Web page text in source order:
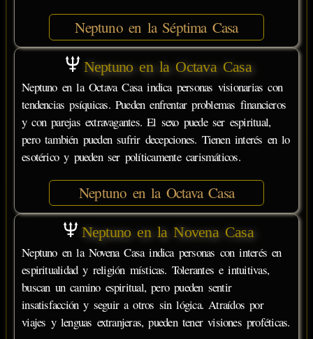
Neptuno en la Séptima Casa
Neptuno en la Octava Casa
Neptuno en la Octava Casa indica personas visionarias con
tendencias psíquicas. Pueden enfrentar problemas financieros
y con parejas extravagantes. El sexo puede ser espiritual,
pero también pueden sufrir decepciones. Tienen interés en lo
esotérico y pueden ser políticamente carismáticos.
Neptuno en la Octava Casa
Neptuno en la Novena Casa
Neptuno en la Novena Casa indica personas con interés en
espiritualidad y religión místicas. Tolerantes e intuitivas,
buscan un camino espiritual, pero pueden sentir
insatisfacción y seguir a otros sin lógica. Atraídos por
viajes y lenguas extranjeras, pueden tener visiones proféticas.